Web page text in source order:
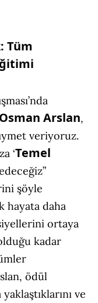
Tüm
Osman Arslan,
veriyoruz.
‘Temel
şöyle
hayata daha
ortaya
kadar
ödül
ve